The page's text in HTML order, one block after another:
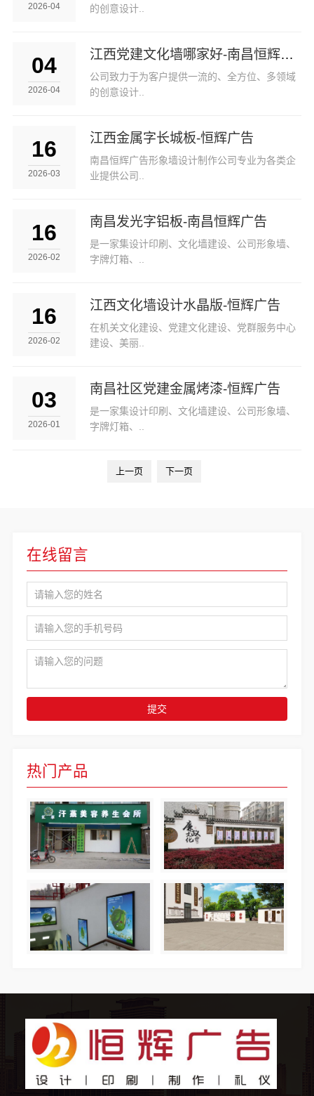
2026-04
的创意设计..
04
2026-04
江西党建文化墙哪家好-南昌恒辉广告
公司致力于为客户提供一流的、全方位、多领域
的创意设计..
16
2026-03
江西金属字长城板-恒辉广告
南昌恒辉广告形象墙设计制作公司专业为各类企
业提供公司..
16
2026-02
南昌发光字铝板-南昌恒辉广告
是一家集设计印刷、文化墙建设、公司形象墙、
字牌灯箱、..
16
2026-02
江西文化墙设计水晶版-恒辉广告
在机关文化建设、党建文化建设、党群服务中心
建设、美丽..
03
2026-01
南昌社区党建金属烤漆-恒辉广告
是一家集设计印刷、文化墙建设、公司形象墙、
字牌灯箱、..
上一页 下一页
热门产品
在线留言
提交